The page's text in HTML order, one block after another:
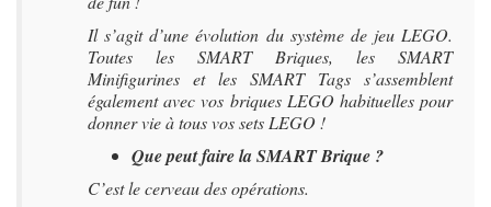
Il s’agit d’une évolution du système de jeu LEGO.
Toutes les SMART Briques, les SMART
Minifigurines et les SMART Tags s’assemblent
également avec vos briques LEGO habituelles pour
donner vie à tous vos sets LEGO !
Que peut faire la SMART Brique ?
C’est le cerveau des opérations.